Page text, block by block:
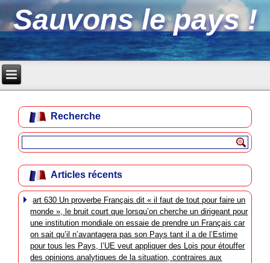
Sauvons le pays !
Recherche
Articles récents
art 630 Un proverbe Français dit « il faut de tout pour faire un
monde », le bruit court que lorsqu’on cherche un dirigeant pour
une institution mondiale on essaie de prendre un Français car
on sait qu’il n’avantagera pas son Pays tant il a de l’Estime
pour tous les Pays, l’UE veut appliquer des Lois pour étouffer
des opinions analytiques de la situation, contraires aux